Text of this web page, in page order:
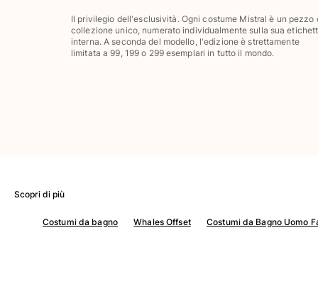
Sweatshirts
T-Shirts
Modelli lounge
Costumi da bagno
Il privilegio dell'esclusività. Ogni costume Mistral è un pezzo
collezione unico, numerato individualmente sulla sua
interna. A seconda del modello, l'edizione è strettamente
limitata a 99, 199 o 299 esemplari in tutto il mondo.
Scopri di più
Costumi da bagno Whales Offset Costumi da Bagno Uomo